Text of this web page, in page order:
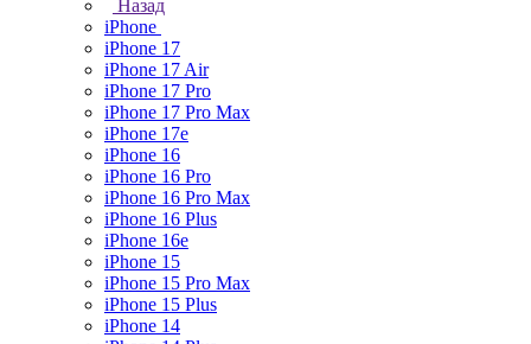
Назад
iPhone
iPhone 17
iPhone 17 Air
iPhone 17 Pro
iPhone 17 Pro Max
iPhone 17e
iPhone 16
iPhone 16 Pro
iPhone 16 Pro Max
iPhone 16 Plus
iPhone 16e
iPhone 15
iPhone 15 Pro Max
iPhone 15 Plus
iPhone 14